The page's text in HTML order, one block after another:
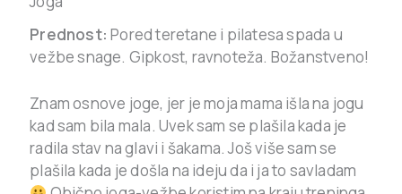
Prednost: Pored teretane i pilatesa spada u
vežbe snage. Gipkost, ravnoteža. Božanstveno!
Znam osnove joge, jer je moja mama išla na jogu
kad sam bila mala. Uvek sam se plašila kada je
radila stav na glavi i šakama. Još više sam se
plašila kada je došla na ideju da i ja to savladam